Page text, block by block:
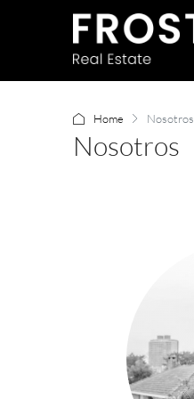
Home Nosotros
Nosotros